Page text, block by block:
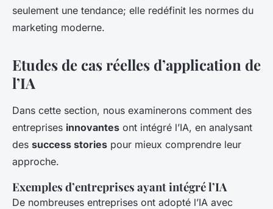
seulement une tendance; elle redéfinit les normes du
marketing moderne.
Etudes de cas réelles d’application de
l’IA
Dans cette section, nous examinerons comment des
entreprises innovantes ont intégré l’IA, en analysant
des success stories pour mieux comprendre leur
approche.
Exemples d’entreprises ayant intégré l’IA
De nombreuses entreprises ont adopté l’IA avec